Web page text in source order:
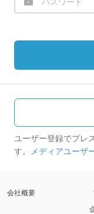
ユーザー登録でプレ
す。 メディアユーザ
会社概要